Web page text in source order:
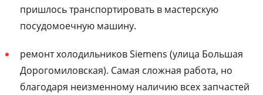
пришлось транспортировать в мастерскую
посудомоечную машину.
ремонт холодильников Siemens (улица Большая
Дорогомиловская). Самая сложная работа, но
благодаря неизменному наличию всех запчастей